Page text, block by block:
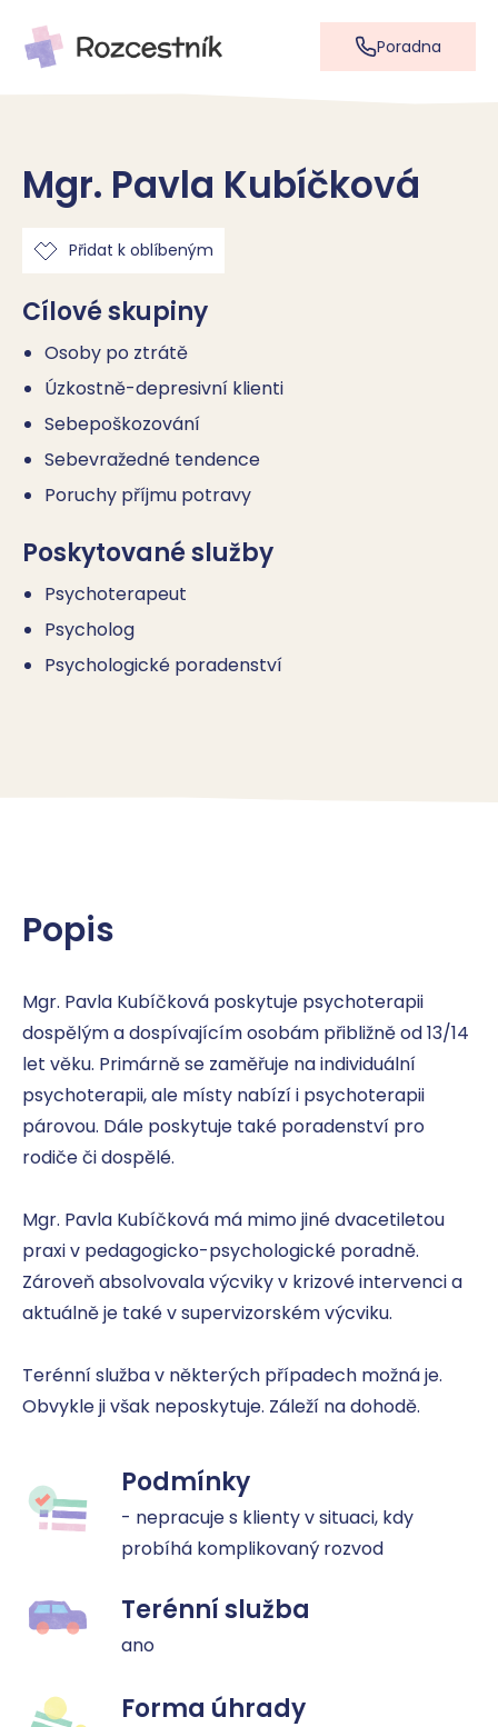
Poradna
Mgr. Pavla Kubíčková
Přidat k oblíbeným
Cílové skupiny
Osoby po ztrátě
Úzkostně-depresivní klienti
Sebepoškozování
Sebevražedné tendence
Poruchy příjmu potravy
Poskytované služby
Psychoterapeut
Psycholog
Psychologické poradenství
Popis
Mgr. Pavla Kubíčková poskytuje psychoterapii
dospělým a dospívajícím osobám přibližně od 13/14
let věku. Primárně se zaměřuje na individuální
psychoterapii, ale místy nabízí i psychoterapii
párovou. Dále poskytuje také poradenství pro
rodiče či dospělé.
Mgr. Pavla Kubíčková má mimo jiné dvacetiletou
praxi v pedagogicko-psychologické poradně.
Zároveň absolvovala výcviky v krizové intervenci a
aktuálně je také v supervizorském výcviku.
Terénní služba v některých případech možná je.
Obvykle ji však neposkytuje. Záleží na dohodě.
Podmínky
- nepracuje s klienty v situaci, kdy
probíhá komplikovaný rozvod
Terénní služba
ano
Forma úhrady